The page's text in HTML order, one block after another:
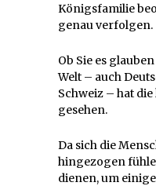
Königsfamilie
genau verfolgen.
Ob Sie es
Welt – auch
Schweiz – hat
gesehen.
Da sich die
hingezogen
dienen, um